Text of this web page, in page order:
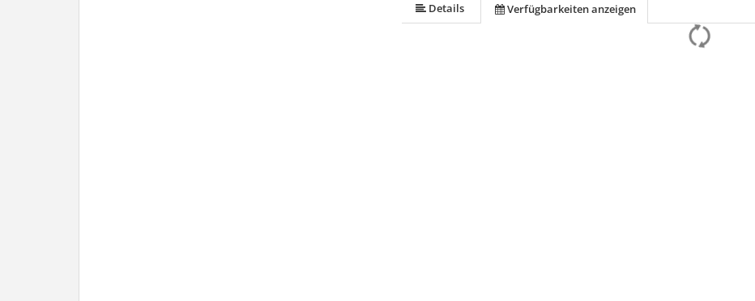
Details Verfügbarkeiten anzeigen